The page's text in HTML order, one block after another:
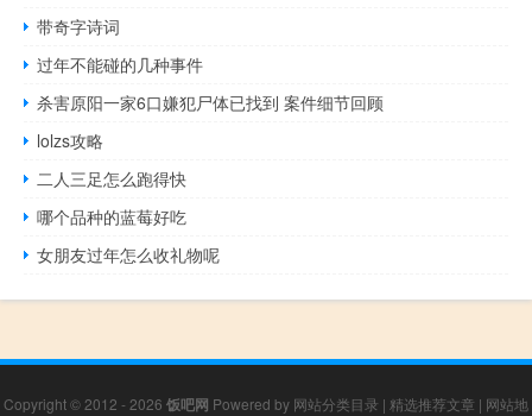
带奇字诗词
过年不能碰的几种事件
杀害原阳一家6口嫌犯尸体已找到 案件细节回顾
lolzs攻略
二人三足怎么跑得快
哪个品种的蓝莓好吃
女朋友过年怎么收礼物呢
Copyright © 2012 - 2026 饭吧网 Powered by 网站分类目录 | 精选推荐文章 | 网站地